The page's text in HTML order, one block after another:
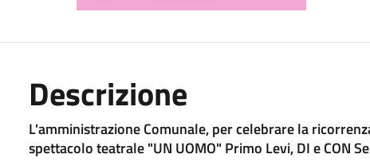
Descrizione
L'amministrazione Comunale, per celebrare la
spettacolo teatrale "UN UOMO" Primo Levi, DI e CON